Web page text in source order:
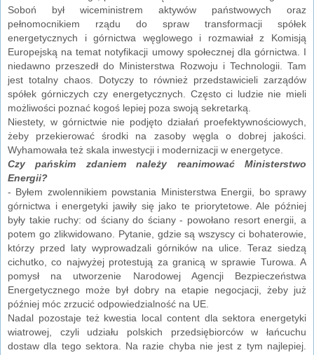
Soboń był wiceministrem aktywów państwowych oraz
pełnomocnikiem rządu do spraw transformacji spółek
energetycznych i górnictwa węglowego i rozmawiał z Komisją
Europejską na temat notyfikacji umowy społecznej dla górnictwa. I
niedawno przeszedł do Ministerstwa Rozwoju i Technologii. Tam
jest totalny chaos. Dotyczy to również przedstawicieli zarządów
spółek górniczych czy energetycznych. Często ci ludzie nie mieli
możliwości poznać kogoś lepiej poza swoją sekretarką.
Niestety, w górnictwie nie podjęto działań proefektywnościowych,
żeby przekierować środki na zasoby węgla o dobrej jakości.
Wyhamowała też skala inwestycji i modernizacji w energetyce.
Czy pańskim zdaniem należy reanimować Ministerstwo
Energii?
- Byłem zwolennikiem powstania Ministerstwa Energii, bo sprawy
górnictwa i energetyki jawiły się jako te priorytetowe. Ale później
były takie ruchy: od ściany do ściany - powołano resort energii, a
potem go zlikwidowano. Pytanie, gdzie są wszyscy ci bohaterowie,
którzy przed laty wyprowadzali górników na ulice. Teraz siedzą
cichutko, co najwyżej protestują za granicą w sprawie Turowa. A
pomysł na utworzenie Narodowej Agencji Bezpieczeństwa
Energetycznego może był dobry na etapie negocjacji, żeby już
później móc zrzucić odpowiedzialność na UE.
Nadal pozostaje też kwestia local content dla sektora energetyki
wiatrowej, czyli udziału polskich przedsiębiorców w łańcuchu
dostaw dla tego sektora. Na razie chyba nie jest z tym najlepiej.